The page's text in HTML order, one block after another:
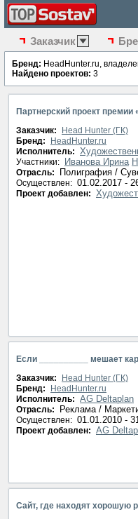
Заказчик
Бренд: HeadHunter.ru,
Найдено проектов: 3
Партнерский проект
Заказчик:
Head Hunter (ГК)
Бренд:
HeadHunter.ru
Исполнитель:
Участники: Иванова Ирина
Отрасль: Полиграфия /
Осуществлен: 01.02.2017 -
Проект добавлен:
Если __________ мешает
Заказчик:
Head Hunter (ГК)
Бренд:
HeadHunter.ru
Исполнитель: AG Deltaplan
Отрасль: Реклама /
Осуществлен: 01.01.2010 -
Проект добавлен: AG
Сайт, где находят хорошую